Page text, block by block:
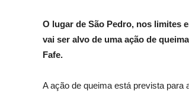
O lugar de São Pedro, nos limites
vai ser alvo de uma ação de
Fafe.
A ação de queima está prevista para